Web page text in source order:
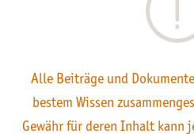
Alle Beiträge und
bestem Wissen
Gewähr für deren Inhalt kann